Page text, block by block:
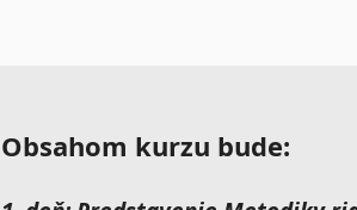
Obsahom kurzu bude: